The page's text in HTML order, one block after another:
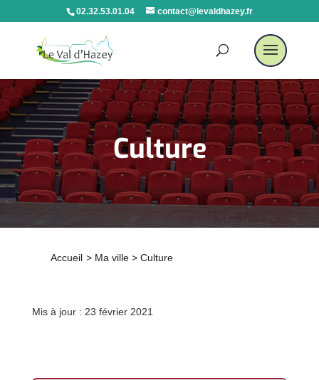
02.32.53.01.04 contact@levaldhazey.fr
Culture
Accueil > Ma ville > Culture
Mis à jour : 23 février 2021